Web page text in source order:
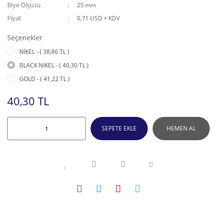
Biye Ölçüsü 25 mm
Fiyat 0,71 USD + KDV
Seçenekler
NİKEL - ( 38,86 TL )
BLACK NİKEL - ( 40,30 TL )
GOLD - ( 41,22 TL )
40,30 TL
SEPETE EKLE HEMEN AL